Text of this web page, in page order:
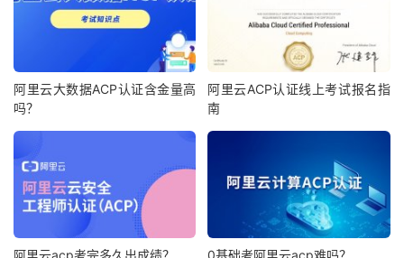
阿里云大数据ACP认证含金量高
吗？
阿里云ACP认证线上考试报名指
南